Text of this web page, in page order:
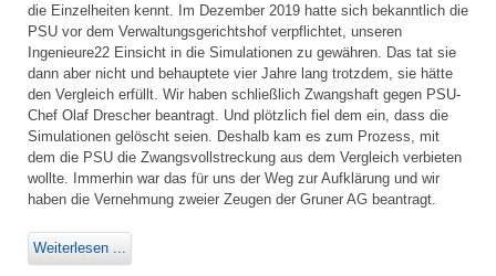
die Einzelheiten kennt. Im Dezember 2019 hatte sich bekanntlich die
PSU vor dem Verwaltungsgerichtshof verpflichtet, unseren
Ingenieure22 Einsicht in die Simulationen zu gewähren. Das tat sie
dann aber nicht und behauptete vier Jahre lang trotzdem, sie hätte
den Vergleich erfüllt. Wir haben schließlich Zwangshaft gegen PSU-
Chef Olaf Drescher beantragt. Und plötzlich fiel dem ein, dass die
Simulationen gelöscht seien. Deshalb kam es zum Prozess, mit
dem die PSU die Zwangsvollstreckung aus dem Vergleich verbieten
wollte. Immerhin war das für uns der Weg zur Aufklärung und wir
haben die Vernehmung zweier Zeugen der Gruner AG beantragt.
Weiterlesen ...